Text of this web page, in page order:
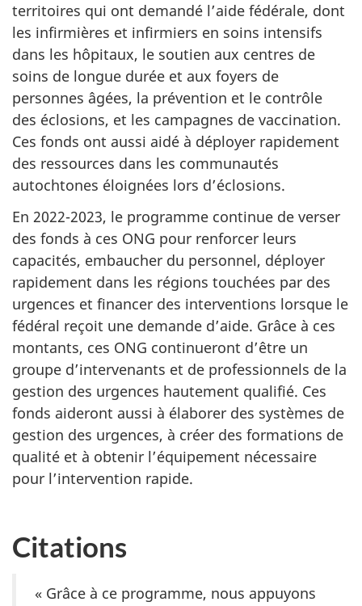
territoires qui ont demandé l’aide fédérale, dont
les infirmières et infirmiers en soins intensifs
dans les hôpitaux, le soutien aux centres de
soins de longue durée et aux foyers de
personnes âgées, la prévention et le contrôle
des éclosions, et les campagnes de vaccination.
Ces fonds ont aussi aidé à déployer rapidement
des ressources dans les communautés
autochtones éloignées lors d’éclosions.
En 2022-2023, le programme continue de verser
des fonds à ces ONG pour renforcer leurs
capacités, embaucher du personnel, déployer
rapidement dans les régions touchées par des
urgences et financer des interventions lorsque le
fédéral reçoit une demande d’aide. Grâce à ces
montants, ces ONG continueront d’être un
groupe d’intervenants et de professionnels de la
gestion des urgences hautement qualifié. Ces
fonds aideront aussi à élaborer des systèmes de
gestion des urgences, à créer des formations de
qualité et à obtenir l’équipement nécessaire
pour l’intervention rapide.
Citations
« Grâce à ce programme, nous appuyons